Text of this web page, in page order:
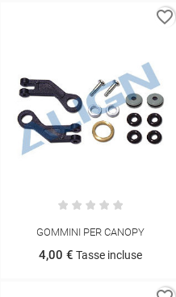
GOMMINI PER CANOPY
4,00 € Tasse incluse
favorite_border